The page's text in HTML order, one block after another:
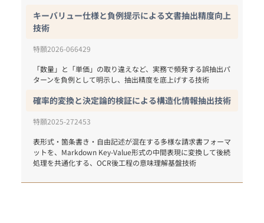
キーバリュー仕様と負例提示による文書抽出精度向上
技術
特願2026-066429
「数量」と「単価」の取り違えなど、実務で頻発する誤抽出パ
ターンを負例として明示し、抽出精度を底上げする技術
確率的変換と決定論的検証による構造化情報抽出技術
特願2025-272453
表形式・箇条書き・自由記述が混在する多様な請求書フォーマ
ットを、Markdown Key-Value形式の中間表現に変換して後続
処理を共通化する、OCR後工程の意味理解基盤技術